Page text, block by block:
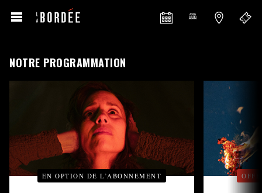
NOTRE PROGRAMMATION
EN OPTION DE L’ABONNEMENT